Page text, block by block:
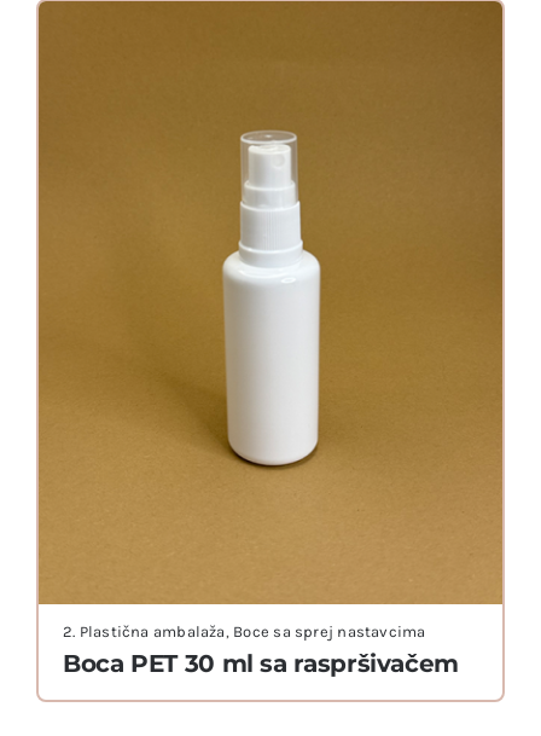
Boca PET 30 ml sa raspršivačem
2. Plastična ambalaža, Boce sa sprej nastavcima